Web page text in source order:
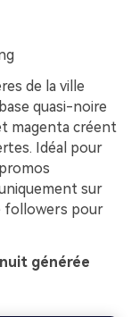
de la ville
quasi-noire
magenta créent
Idéal pour
sur
followers pour
générée